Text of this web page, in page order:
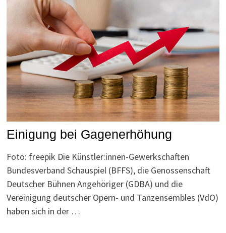
Einigung bei Gagenerhöhung
Foto: freepik Die Künstler:innen-Gewerkschaften
Bundesverband Schauspiel (BFFS), die Genossenschaft
Deutscher Bühnen Angehöriger (GDBA) und die
Vereinigung deutscher Opern- und Tanzensembles (VdO)
haben sich in der …